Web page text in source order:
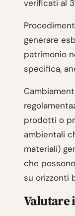
verificati al
generare
patrimonio
specifica,
prodotti o
ambientali
materiali)
che
su orizzonti
Valutare